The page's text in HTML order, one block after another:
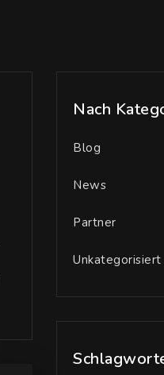
Nach
Blog
News
Partner
Unkategorisiert